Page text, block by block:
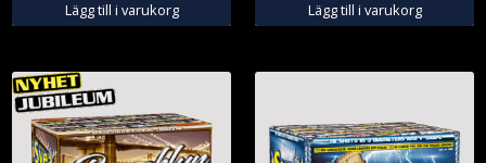
Lägg till i varukorg Lägg till i varukorg